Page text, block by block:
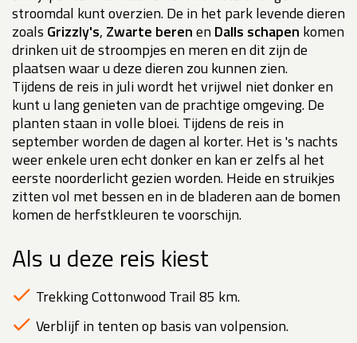
stroomdal kunt overzien. De in het park levende dieren
zoals Grizzly's, Zwarte berenen Dalls schapen komen
drinken uit de stroompjes en meren en dit zijn de
plaatsen waar u deze dieren zou kunnen zien.
Tijdens de reis in juli wordt het vrijwel niet donker en
kunt u lang genieten van de prachtige omgeving. De
planten staan in volle bloei. Tijdens de reis in
september worden de dagen al korter. Het is 's nachts
weer enkele uren echt donker en kan er zelfs al het
eerste noorderlicht gezien worden. Heide en struikjes
zitten vol met bessen en in de bladeren aan de bomen
komen de herfstkleuren te voorschijn.
Als u deze reis kiest
Trekking Cottonwood Trail 85 km.
Verblijf in tenten op basis van volpension.